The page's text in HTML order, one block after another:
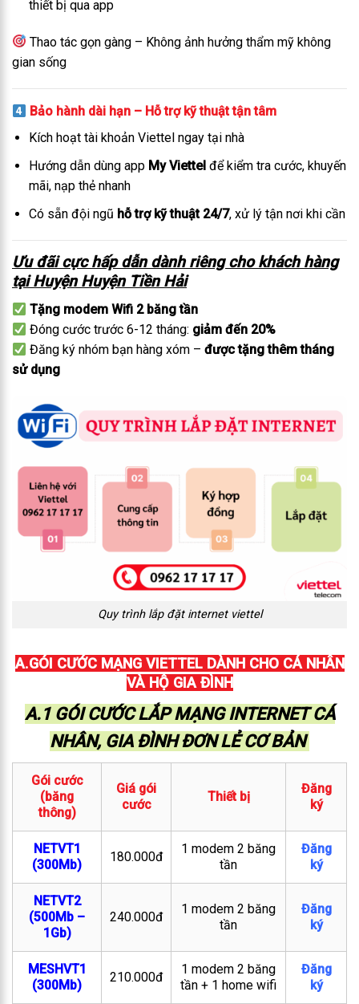
thiết bị qua app
Thao tác gọn gàng – Không ảnh hưởng thẩm mỹ không
gian sống
Bảo hành dài hạn – Hỗ trợ kỹ thuật tận tâm
Kích hoạt tài khoản Viettel ngay tại nhà
Hướng dẫn dùng app My Viettelđể kiểm tra cước, khuyến
mãi, nạp thẻ nhanh
Có sẵn đội ngũ hỗ trợ kỹ thuật 24/7, xử lý tận nơi khi cần
Ưu đãi cực hấp dẫn dành riêng cho khách hàng
tại Huyện Huyện Tiền Hải
Tặng modem Wifi 2 băng tần
Đóng cước trước 6-12 tháng: giảm đến 20%
Đăng ký nhóm bạn hàng xóm –được tặng thêm tháng
sử dụng
Quy trình lắp đặt internet viettel
A.GÓI CƯỚC MẠNG VIETTEL DÀNH CHO CÁ NHÂN
VÀ HỘ GIA ĐÌNH
A.1 GÓI CƯỚC LẮP MẠNG INTERNET CÁ
NHÂN, GIA ĐÌNH ĐƠN LẺ CƠ BẢN
Gói cước
(băng
thông)
Giá gói
cước
Thiết bị
Đăng
ký
NETVT1
(300Mb)
180.000đ
1 modem 2 băng
tần
Đăng
ký
NETVT2
(500Mb –
1Gb)
240.000đ
1 modem 2 băng
tần
Đăng
ký
MESHVT1
(300Mb)
210.000đ
1 modem 2 băng
tần + 1 home wifi
Đăng
ký